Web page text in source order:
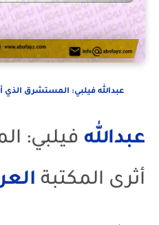
عبدالله فيلبي: المستشرق الذي
عبدالله فيلبي:
أثرى المكتبة